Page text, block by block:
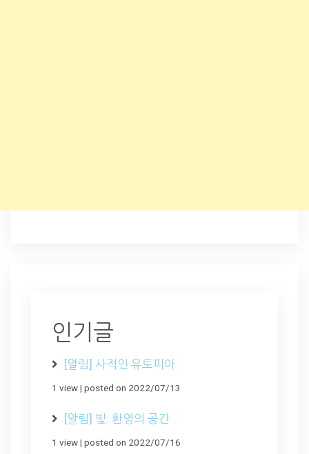
인기글
[알림] 사적인 유토피아
1 view| posted on 2022/07/13
[알림] 빛: 환영의 공간
1 view| posted on 2022/07/16